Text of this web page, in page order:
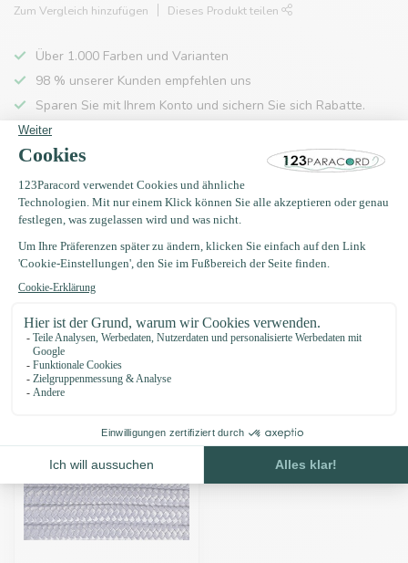
Zum Vergleich hinzufügen Dieses Produkt teilen
Über 1.000 Farben und Varianten
98 % unserer Kunden empfehlen uns
Sparen Sie mit Ihrem Konto und sichern Sie sich Rabatte.
Kostenlose Lieferung nach Hause ab 150 €
Produktbeschreibung
Eigenschaften
Zuletzt angesehen